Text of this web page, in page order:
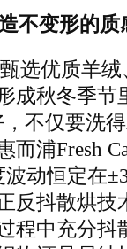
不变形的质
选优质羊
成秋冬季节
不仅要洗
浦Fresh
动恒定在
反抖散烘技
程中充分抖